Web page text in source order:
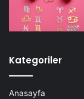
Kategoriler
Anasayfa